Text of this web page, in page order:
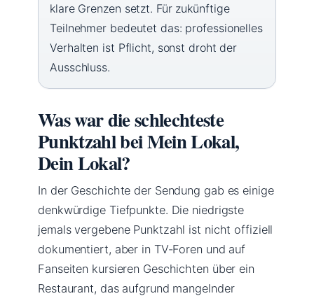
klare Grenzen setzt. Für zukünftige
Teilnehmer bedeutet das: professionelles
Verhalten ist Pflicht, sonst droht der
Ausschluss.
Was war die schlechteste
Punktzahl bei Mein Lokal,
Dein Lokal?
In der Geschichte der Sendung gab es einige
denkwürdige Tiefpunkte. Die niedrigste
jemals vergebene Punktzahl ist nicht offiziell
dokumentiert, aber in TV-Foren und auf
Fanseiten kursieren Geschichten über ein
Restaurant, das aufgrund mangelnder